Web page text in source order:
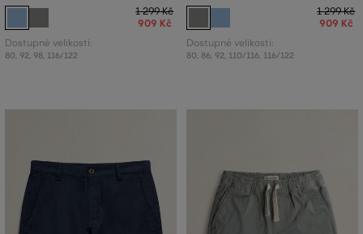
1 299 Kč
909 Kč
Dostupné velikosti:
80 92 98, 116/122
1 299 Kč
909 Kč
Dostupné velikosti:
80 86, 92 110/116, 116/122